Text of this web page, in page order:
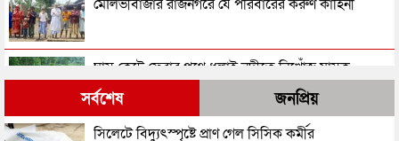
মৌলভীবাজার রাজনগরে যে পরিবারের করুণ কাহিনী
ঘাস কেটে ফেরার পথে ধলাই নদীতে নিখোঁজ মাসুক
শ্রীমঙ্গলে চা বাগান থেকে অজগর উদ্ধার
সর্বশেষ জনপ্রিয়
সিলেটে বিদ্যুৎস্পৃষ্টে প্রাণ গেল সিসিক কর্মীর